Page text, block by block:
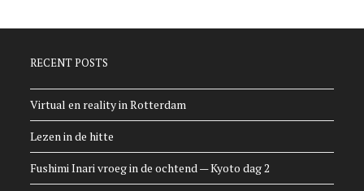
RECENT POSTS
Virtual en reality in Rotterdam
Lezen in de hitte
Fushimi Inari vroeg in de ochtend — Kyoto dag 2